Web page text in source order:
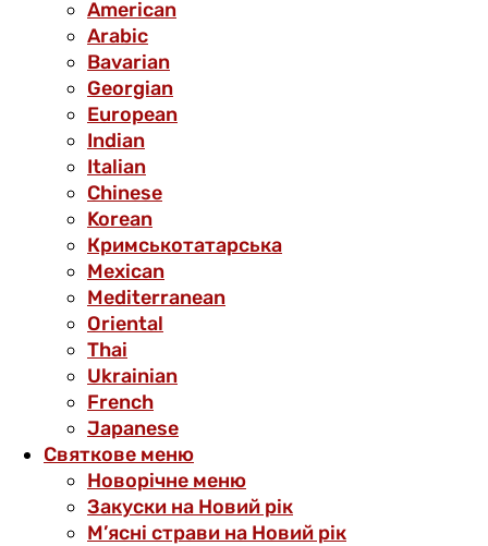
American
Arabic
Bavarian
Georgian
European
Indian
Italian
Chinese
Korean
Кримськотатарська
Mexican
Mediterranean
Oriental
Thai
Ukrainian
French
Japanese
Святкове меню
Новорічне меню
Закуски на Новий рік
М’ясні страви на Новий рік